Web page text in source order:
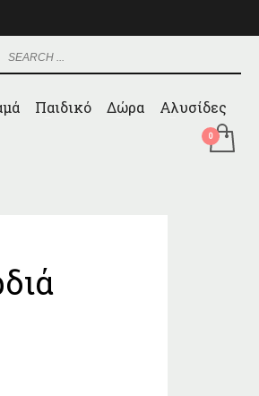
Παιδικό Δώρα Αλυσίδες